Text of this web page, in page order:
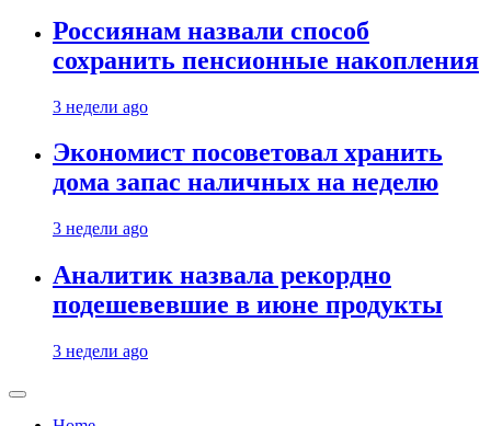
Россиянам назвали способ
сохранить пенсионные накопления
3 недели ago
Экономист посоветовал хранить
дома запас наличных на неделю
3 недели ago
Аналитик назвала рекордно
подешевевшие в июне продукты
3 недели ago